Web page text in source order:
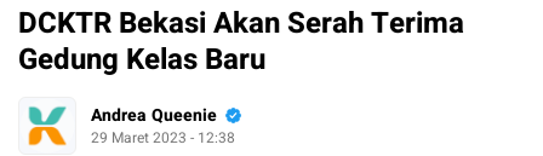
DCKTR Bekasi Akan Serah Terima
Gedung Kelas Baru
Andrea Queenie
29 Maret 2023 - 12:38